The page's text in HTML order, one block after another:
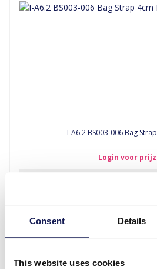
Consent Details
This website uses cookies
I-A6.2 BS003-006 Bag
Login voor